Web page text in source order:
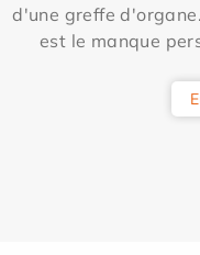
d'une greffe
est le manque